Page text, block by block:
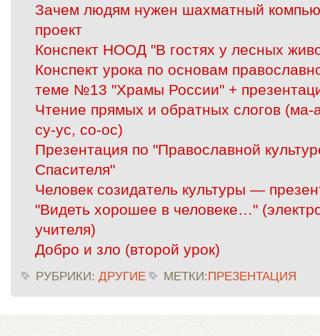
Зачем людям нужен шахматный
проект
Конспект НООД "В гостях у лесных
Конспект урока по основам
теме №13 "Храмы России" +
Чтение прямых и обратных слогов
су-ус, со-ос)
Презентация по "Православной
Спасителя"
Человек созидатель культуры —
"Видеть хорошее в человеке…"
учителя)
Добро и зло (второй урок)
РУБРИКИ: ДРУГИЕ МЕТКИ:ПРЕЗЕНТАЦИЯ